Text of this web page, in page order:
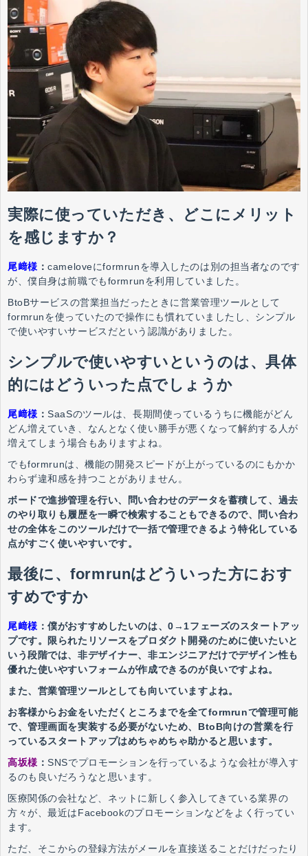
実際に使っていただき、どこにメリット
を感じますか？
尾﨑様 ：cameloveにformrunを導入したのは別の担当者なのです
が、僕自身は前職でもformrunを利用していました。
BtoBサービスの営業担当だったときに営業管理ツールとして
formrunを使っていたので操作にも慣れていましたし、シンプル
で使いやすいサービスだという認識がありました。
シンプルで使いやすいというのは、具体
的にはどういった点でしょうか
尾﨑様 ：SaaSのツールは、長期間使っているうちに機能がどん
どん増えていき、なんとなく使い勝手が悪くなって解約する人が
増えてしまう場合もありますよね。
でもformrunは、機能の開発スピードが上がっているのにもかか
わらず違和感を持つことがありません。
ボードで進捗管理を行い、問い合わせのデータを蓄積して、過去
のやり取りも履歴を一瞬で検索することもできるので、問い合わ
せの全体をこのツールだけで一括で管理できるよう特化している
点がすごく使いやすいです。
最後に、formrunはどういった方におす
すめですか
尾﨑様 ：僕がおすすめしたいのは、0→1フェーズのスタートアッ
プです。限られたリソースをプロダクト開発のために使いたいと
いう段階では、非デザイナー、非エンジニアだけでデザイン性も
優れた使いやすいフォームが作成できるのが良いですよね。
また、営業管理ツールとしても向いていますよね。
お客様からお金をいただくところまでを全てformrunで管理可能
で、管理画面を実装する必要がないため、BtoB向けの営業を行
っているスタートアップはめちゃめちゃ助かると思います。
高坂様 ：SNSでプロモーションを行っているような会社が導入す
るのも良いだろうなと思います。
医療関係の会社など、ネットに新しく参入してきている業界の
方々が、最近はFacebookのプロモーションなどをよく行ってい
ます。
ただ、そこからの登録方法がメールを直接送ることだけだったり